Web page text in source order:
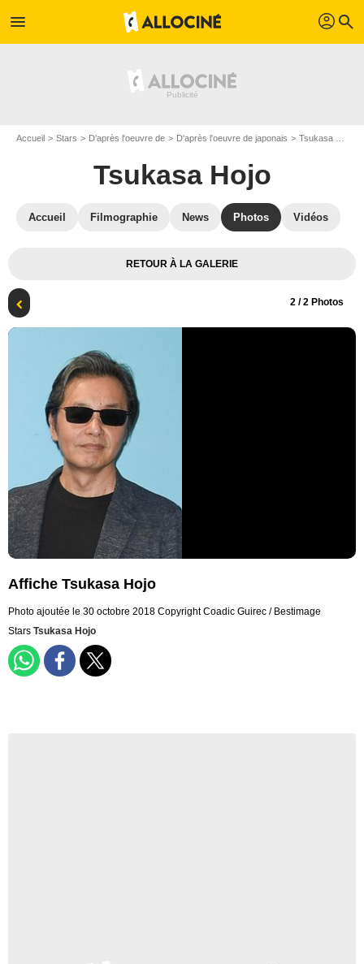
menu profil search
Accueil Stars D'après l'oeuvre de D'après l'oeuvre de japonais Tsukasa Hojo
Tsukasa Hojo
Accueil Filmographie News Photos Vidéos
RETOUR À LA GALERIE
2 / 2 Photos
Affiche Tsukasa Hojo
Photo ajoutée le 30 octobre 2018 Copyright Coadic Guirec / Bestimage
Stars Tsukasa Hojo